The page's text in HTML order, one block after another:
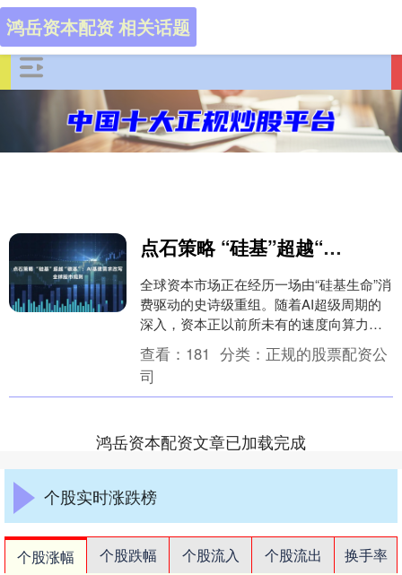
鸿岳资本配资 相关话题
点石策略 “硅基”超越“碳基”：AI基建需求改写全球股市规则
全球资本市场正在经历一场由“硅基生命”消
费驱动的史诗级重组。随着AI超级周期的
深入，资本正以前所未有的速度向算力核
心地带汇聚，导致老牌金融中心与新兴科
技重镇的地....
查看： 181 分类： 正规的股票配资公
司
鸿岳资本配资文章已加载完成
个股实时涨跌榜
个股涨幅 个股跌幅 个股流入 个股流出
换手率